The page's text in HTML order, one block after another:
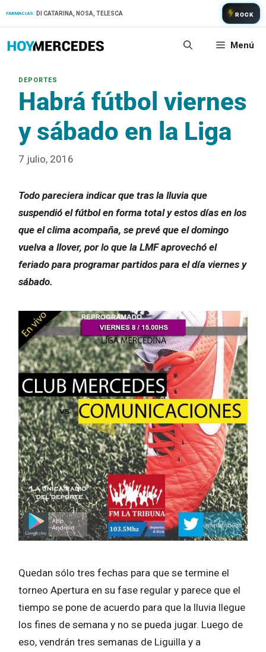
FARMACIAS: DI CATARINA, NOSA, TELESCA ROCK
Menú
Habrá fútbol viernes
y sábado en la Liga
7 julio, 2016
Todo pareciera indicar que tras la lluvia que
suspendió el fútbol en forma total y estos días en los
que el clima acompaña, se prevé que el domingo
vuelva a llover, por lo que la LMF aprovechó el
feriado para programar partidos para el día viernes y
sábado.
Quedan sólo tres fechas para que se termine el
torneo Apertura en su fase regular y parece que el
tiempo se pone de acuerdo para que la lluvia llegue
los fines de semana y no se pueda jugar. Luego de
eso, vendrán tres semanas de Liguilla y a